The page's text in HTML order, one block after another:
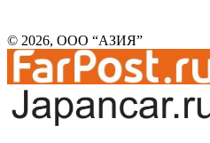
© 2026, ООО “АЗИЯ”